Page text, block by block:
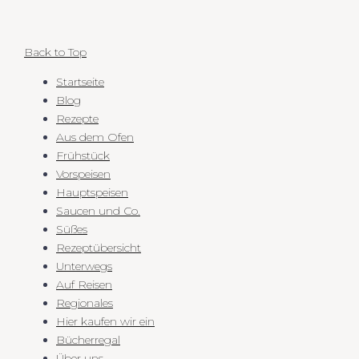
Back to Top
Startseite
Blog
Rezepte
Aus dem Ofen
Frühstück
Vorspeisen
Hauptspeisen
Saucen und Co.
Süßes
Rezeptübersicht
Unterwegs
Auf Reisen
Regionales
Hier kaufen wir ein
Bücherregal